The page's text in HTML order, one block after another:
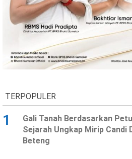
TERPOPULER
1
Gali Tanah Berdasarkan
Sejarah Ungkap Mirip Candi
Beteng